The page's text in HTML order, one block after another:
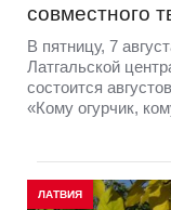
совместного
В пятницу, 7
Латгальской
состоится
«Кому огурчик,
ЛАТВИЯ